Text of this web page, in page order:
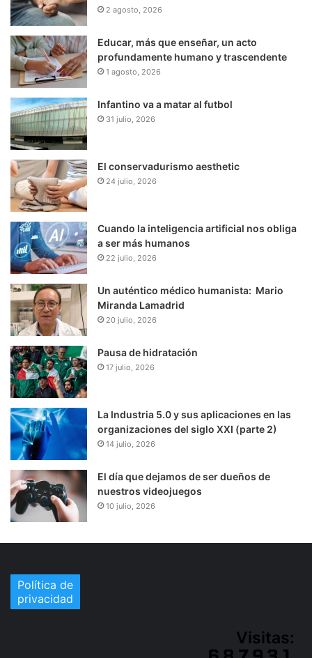
2 agosto, 2026
Educar, más que enseñar, un acto
profundamente humano y trascendente
1 agosto, 2026
Infantino va a matar al futbol
31 julio, 2026
El conservadurismo aesthetic
24 julio, 2026
Cuando la inteligencia artificial nos obliga
a ser más humanos
22 julio, 2026
Un auténtico médico humanista: Mario
Miranda Lamadrid
20 julio, 2026
Pausa de hidratación
17 julio, 2026
La Industria 5.0 y sus aplicaciones en las
organizaciones del siglo XXI (parte 2)
14 julio, 2026
El día que dejamos de ser dueños de
nuestros videojuegos
10 julio, 2026
Política de
privacidad
Visitas: